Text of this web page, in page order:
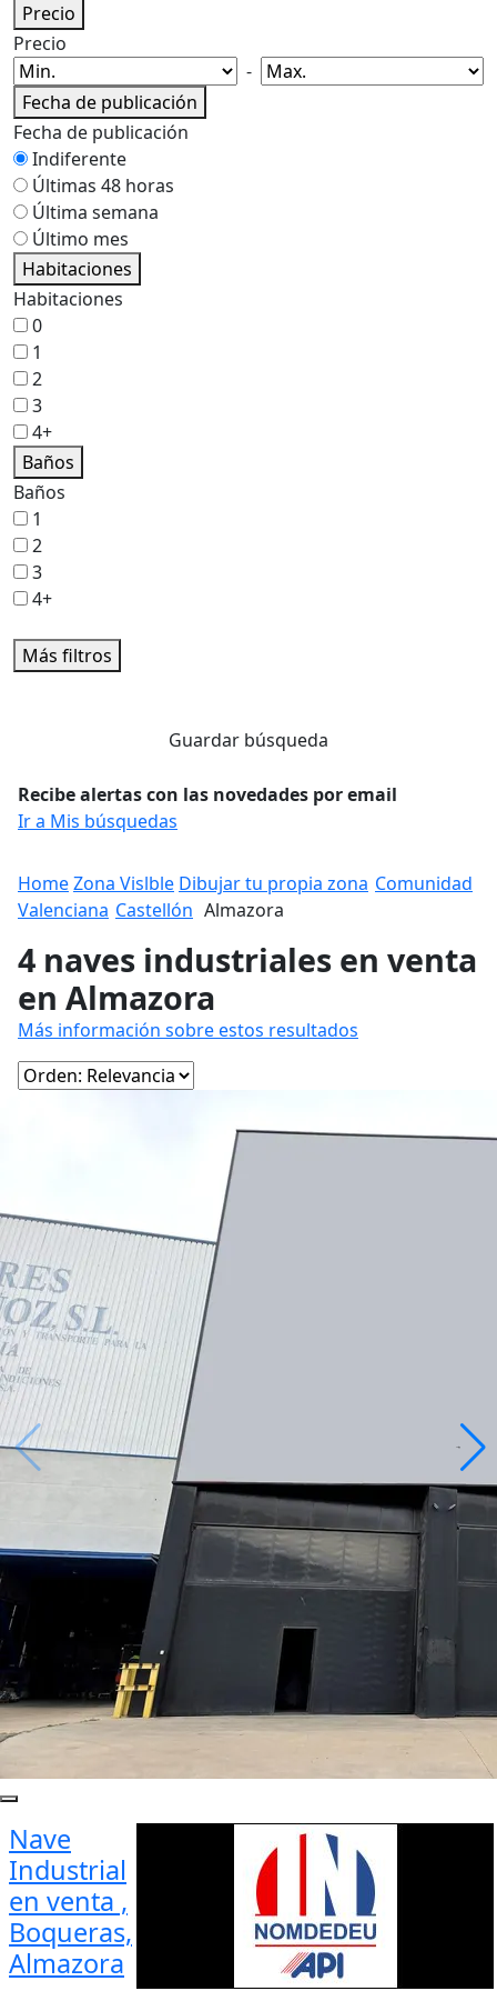
Precio
Precio
-
Fecha de publicación
Fecha de publicación
Indiferente
Últimas 48 horas
Última semana
Último mes
Habitaciones
Habitaciones
0
1
2
3
4+
Baños
Baños
1
2
3
4+
Más filtros
Guardar búsqueda
Recibe alertas con las novedades por email
Ir a Mis búsquedas
HomeZona Vislble Dibujar tu propia zona Comunidad
Valenciana Castellón Almazora
4 naves industriales en venta
en Almazora
Más información sobre estos resultados
Nave
Industrial
en venta ,
Boqueras,
Almazora